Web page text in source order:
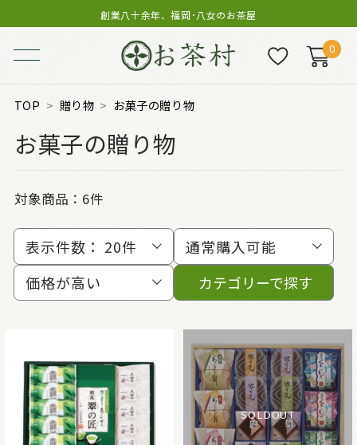
創業八十余年、福岡･八女のお茶屋
0
TOP 贈り物 お菓子の贈り物
お菓子の贈り物
対象商品： 6件
表示件数： 20件
通常購入可能
価格が高い
カテゴリーで探す
SOLDOUT